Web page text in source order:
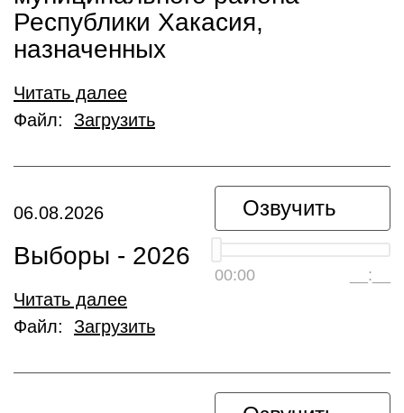
Республики Хакасия,
назначенных
Читать далее
Файл: Загрузить
Озвучить
00:00 __:__
06.08.2026
Выборы - 2026
Читать далее
Файл: Загрузить